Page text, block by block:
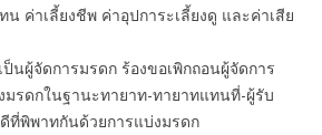
น ค่าเลี้ยงชีพ ค่าอุปการะเลี้ยงดู และค่าเสีย
นผู้จัดการมรดก ร้องขอเพิกถอนผู้จัดการ
มรดกในฐานะทายาท-ทายาทแทนที่-ผู้รับ
ที่พิพาทกันด้วยการแบ่งมรดก